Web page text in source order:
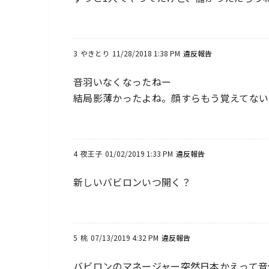
3 やきとり 11/28/2018 1:38 PM 違反報告
音羽いなくなったねー
結局影薄かったよね。顔すらもう覚えてない
4 夜王子 01/02/2019 1:33 PM 違反報告
新しいバビロンいつ開く？
5 桃 07/13/2019 4:32 PM 違反報告
バビロンのマネージャー突然日本かえって音